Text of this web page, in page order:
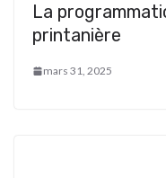
La
printanière
mars 31, 2025